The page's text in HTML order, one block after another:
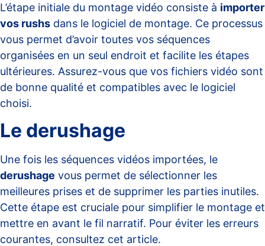
L’étape initiale du montage vidéo consiste à importer
vos rushs dans le logiciel de montage. Ce processus
vous permet d’avoir toutes vos séquences
organisées en un seul endroit et facilite les étapes
ultérieures. Assurez-vous que vos fichiers vidéo sont
de bonne qualité et compatibles avec le logiciel
choisi.
Le derushage
Une fois les séquences vidéos importées, le
derushage vous permet de sélectionner les
meilleures prises et de supprimer les parties inutiles.
Cette étape est cruciale pour simplifier le montage et
mettre en avant le fil narratif. Pour éviter les erreurs
courantes, consultez cet article.